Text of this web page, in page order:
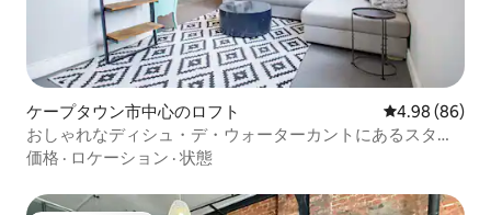
ケープタウン市中心のロフト レビュー86件
4.98 (86)
おしゃれなディシュ・デ・ウォーターカントにあるスタイ
リッシュなロフトアパートメント
価格 · ロケーション · 状態